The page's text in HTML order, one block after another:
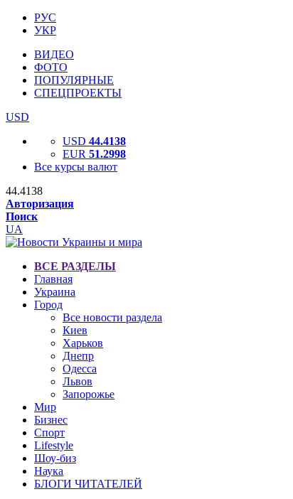
РУС
УКР
ВИДЕО
ФОТО
ПОПУЛЯРНЫЕ
СПЕЦПРОЕКТЫ
USD
USD 44.4138
EUR 51.2998
Все курсы валют
44.4138
Авторизация
Поиск
UA
ВСЕ РАЗДЕЛЫ
Главная
Украина
Город
Все новости раздела
Киев
Харьков
Днепр
Одесса
Львов
Запорожье
Мир
Бизнес
Спорт
Lifestyle
Шоу-биз
Наука
БЛОГИ ЧИТАТЕЛЕЙ